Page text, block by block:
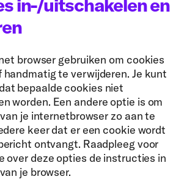
in-/uitschakelen en
browser gebruiken om cookies
te verwijderen. Je kunt
bepaalde cookies niet
worden. Een andere optie is om
je internetbrowser zo aan te
keer dat er een cookie wordt
ontvangt. Raadpleeg voor
over deze opties de instructies in
je browser.